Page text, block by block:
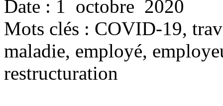
Date : 1 octobre 2020
Mots clés : COVID-19,
maladie, employé,
restructuration